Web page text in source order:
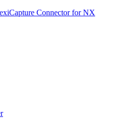
Connector for NX